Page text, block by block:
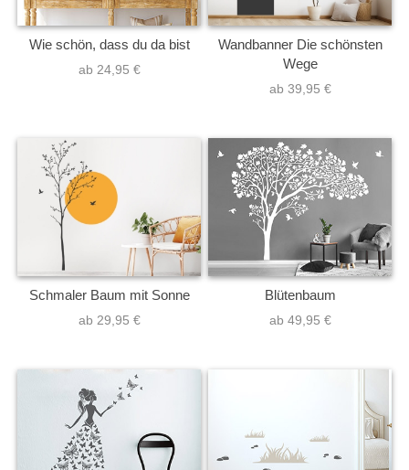
Wie schön, dass du da bist
ab 24,95 €
Wandbanner Die schönsten
Wege
ab 39,95 €
Schmaler Baum mit Sonne
ab 29,95 €
Blütenbaum
ab 49,95 €